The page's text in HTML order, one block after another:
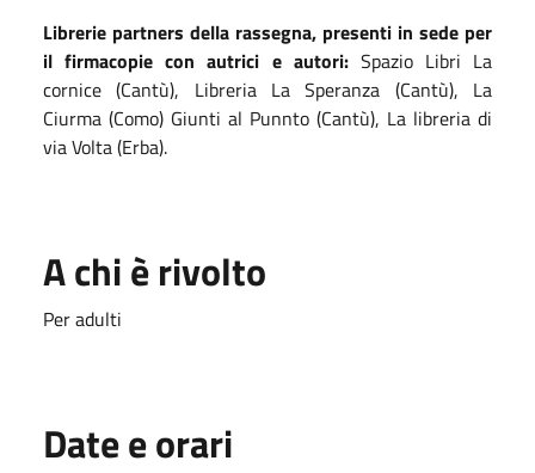
Librerie partners della rassegna, presenti in sede per
il firmacopie con autrici e autori:Spazio Libri La
cornice (Cantù), Libreria La Speranza (Cantù), La
Ciurma (Como) Giunti al Punnto (Cantù), La libreria di
via Volta (Erba).
A chi è rivolto
Per adulti
Date e orari